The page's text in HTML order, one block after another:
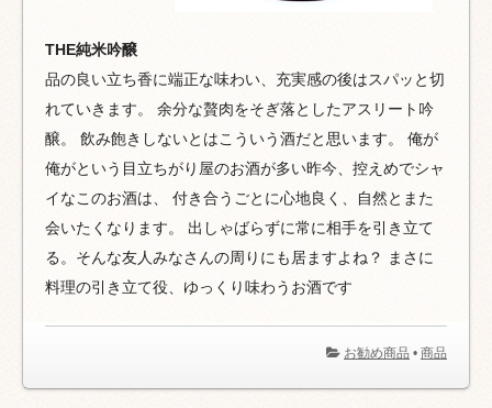
THE純米吟醸
品の良い立ち香に端正な味わい、充実感の後はスパッと切
れていきます。 余分な贅肉をそぎ落としたアスリート吟
醸。 飲み飽きしないとはこういう酒だと思います。 俺が
俺がという目立ちがり屋のお酒が多い昨今、控えめでシャ
イなこのお酒は、 付き合うごとに心地良く、自然とまた
会いたくなります。 出しゃばらずに常に相手を引き立て
る。そんな友人みなさんの周りにも居ますよね？ まさに
料理の引き立て役、ゆっくり味わうお酒です
お勧め商品 • 商品